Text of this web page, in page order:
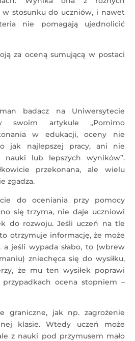
w stosunku do uczniów, i nawet
nie pomagają ujednolicić
za oceną sumującą w postaci
badacz na Uniwersytecie
swoim artykule „Pomimo
w edukacji, oceny nie
jak najlepszej pracy, ani nie
nauki lub lepszych wyników”.
przekonana, ale wielu
zgadza.
do oceniania przy pomocy
się trzyma, nie daje uczniowi
do rozwoju. Jeśli uczeń na tle
otrzymuje informację, że może
jeśli wypada słabo, to (wbrew
zniechęca się do wysiłku,
że mu ten wysiłek poprawi
ocena stopniem –
graniczne, jak np. zagrożenie
klasie. Wtedy uczeń może
z nauki pod przymusem mało